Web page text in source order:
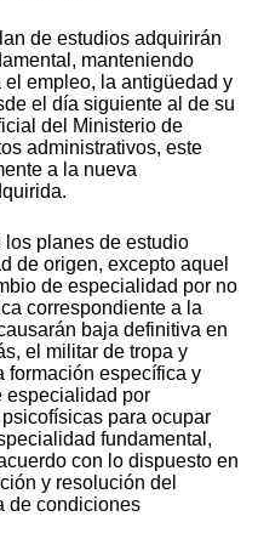
de estudios adquirirán
manteniendo
empleo, la antigüedad y
el día siguiente al de su
del Ministerio de
administrativos, este
a la nueva
planes de estudio
de origen, excepto aquel
de especialidad por no
correspondiente a la
baja definitiva en
el militar de tropa y
formación específica y
especialidad por
para ocupar
fundamental,
con lo dispuesto en
y resolución del
de condiciones